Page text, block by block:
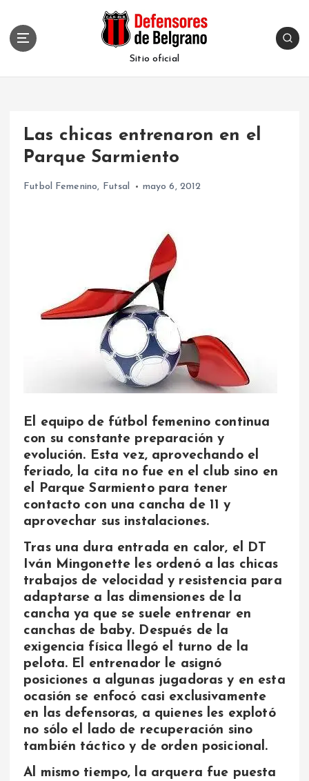
Sitio oficial
Las chicas entrenaron en el
Parque Sarmiento
Futbol Femenino, Futsal mayo 6, 2012
El equipo de fútbol femenino continua
con su constante preparación y
evolución. Esta vez, aprovechando el
feriado, la cita no fue en el club sino en
el Parque Sarmiento para tener
contacto con una cancha de 11 y
aprovechar sus instalaciones.
Tras una dura entrada en calor, el DT
Iván Mingonette les ordenó a las chicas
trabajos de velocidad y resistencia para
adaptarse a las dimensiones de la
cancha ya que se suele entrenar en
canchas de baby. Después de la
exigencia física llegó el turno de la
pelota. El entrenador le asignó
posiciones a algunas jugadoras y en esta
ocasión se enfocó casi exclusivamente
en las defensoras, a quienes les explotó
no sólo el lado de recuperación sino
también táctico y de orden posicional.
Al mismo tiempo, la arquera fue puesta